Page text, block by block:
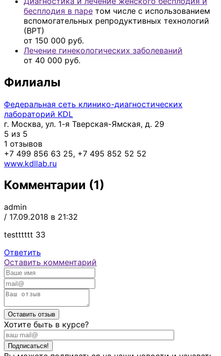
бесплодия в паре том числе с использованием
вспомогательных репродуктивных технологий
(ВРТ)
от 150 000 руб.
Лечение гинекологических заболеваний
от 40 000 руб.
Филиалы
Федеральная сеть клинико-диагностических
лабораторий KDL
г. Москва, ул. 1-я Тверская-Ямская, д. 29
5 из 5
1 отзывов
+7 499 856 63 25, +7 495 852 52 52
www.kdllab.ru
Комментарии (1)
admin
/ 17.09.2018 в 21:32
testttttt 33
Ответить
Оставить комментарий
Хотите быть в курсе?